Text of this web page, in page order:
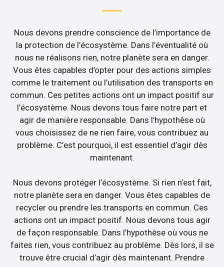
Nous devons prendre conscience de l’importance de
la protection de l’écosystème. Dans l’éventualité où
nous ne réalisons rien, notre planète sera en danger.
Vous êtes capables d’opter pour des actions simples
comme le traitement ou l’utilisation des transports en
commun. Ces petites actions ont un impact positif sur
l’écosystème. Nous devons tous faire notre part et
agir de manière responsable. Dans l’hypothèse où
vous choisissez de ne rien faire, vous contribuez au
problème. C’est pourquoi, il est essentiel d’agir dès
maintenant.
Nous devons protéger l’écosystème. Si rien n’est fait,
notre planète sera en danger. Vous êtes capables de
recycler ou prendre les transports en commun. Ces
actions ont un impact positif. Nous devons tous agir
de façon responsable. Dans l’hypothèse où vous ne
faites rien, vous contribuez au problème. Dès lors, il se
trouve être crucial d’agir dès maintenant. Prendre